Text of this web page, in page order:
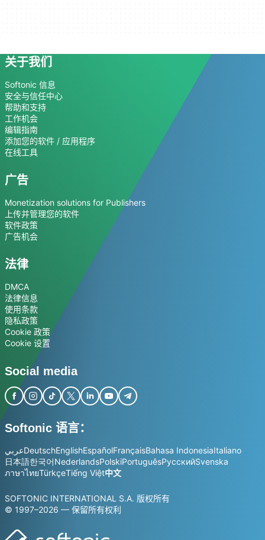
关于我们
Softonic 信息
安全与信任中心
帮助和支持
工作机会
编辑指南
添加您的软件 / 应用程序
在线工具
广告
Monetization solutions for Publishers
上传并管理您的软件
软件政策
广告机会
法律
DMCA
法律信息
使用条款
隐私政策
Cookie 政策
Cookie 设置
Social media
Softonic 语言：
عربيDeutschEnglishEspañolFrançaisBahasa IndonesiaItaliano
日本語한국어NederlandsPolskiPortuguêsРусскийSvenska
ภาษาไทยTürkçeTiếng Việt中文
SOFTONIC INTERNATIONAL S.A. 版权所有
© 1997–2026 — 保留所有权利